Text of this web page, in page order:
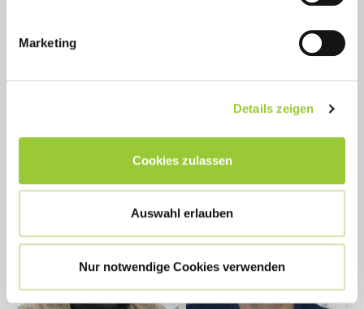
Marketing
Details zeigen
Cookies zulassen
Auswahl erlauben
Nur notwendige Cookies verwenden